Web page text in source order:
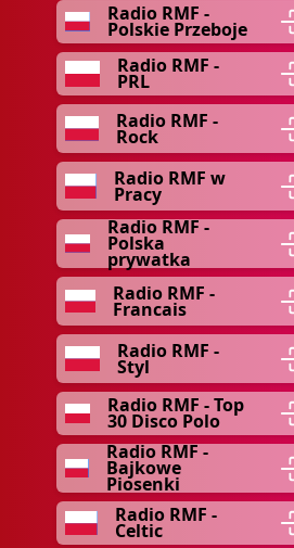
Radio RMF -
Polskie Przeboje
Radio RMF -
PRL
Radio RMF -
Rock
Radio RMF w
Pracy
Radio RMF -
Polska
prywatka
Radio RMF -
Francais
Radio RMF -
Styl
Radio RMF - Top
30 Disco Polo
Radio RMF -
Bajkowe
Piosenki
Radio RMF -
Celtic